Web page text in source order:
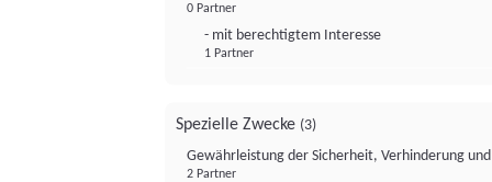
0 Partner
- mit berechtigtem Interesse
1 Partner
Spezielle Zwecke (3)
Gewährleistung der Sicherheit, Verhinderung
2 Partner